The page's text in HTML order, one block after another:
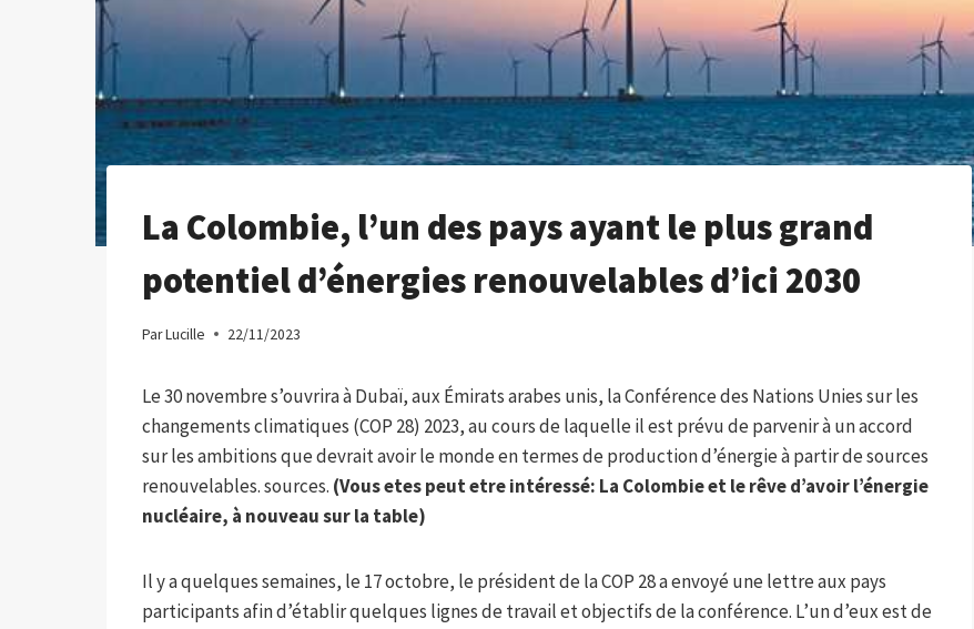
La Colombie, l’un des pays ayant le plus grand
potentiel d’énergies renouvelables d’ici 2030
ParLucille 22/11/2023
Le 30 novembre s’ouvrira à Dubaï, aux Émirats arabes unis, la Conférence des Nations Unies sur les
changements climatiques (COP 28) 2023, au cours de laquelle il est prévu de parvenir à un accord
sur les ambitions que devrait avoir le monde en termes de production d’énergie à partir de sources
renouvelables. sources. (Vous etes peut etre intéressé: La Colombie et le rêve d’avoir l’énergie
nucléaire, à nouveau sur la table)
Il y a quelques semaines, le 17 octobre, le président de la COP 28 a envoyé une lettre aux pays
participants afin d’établir quelques lignes de travail et objectifs de la conférence. L’un d’eux est de